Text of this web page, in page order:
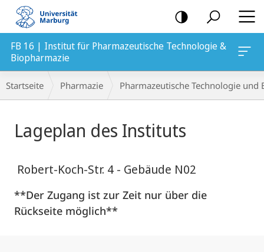
Mobile-
Navigation
FB 16 | Institut für Pharmazeutische Technologie &
Biopharmazie
Breadcrumb-
Navigation
Startseite Pharmazie Pharmazeutische Technologie und
Lageplan des Instituts
Robert-Koch-Str. 4 - Gebäude N02
**Der Zugang ist zur Zeit nur über die
Rückseite möglich**